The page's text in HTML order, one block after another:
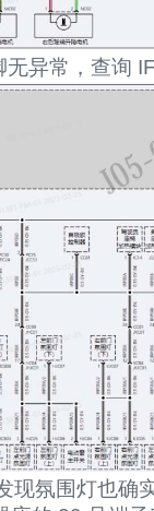
异常，查询
现氛围灯也确